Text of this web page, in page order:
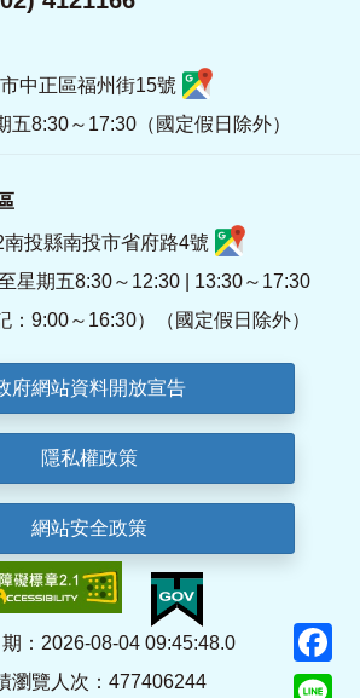
中正區福州街15號
五8:30～17:30（國定假日除外）
投縣南投市省府路4號
星期五8:30～12:30 | 13:30～17:30
：9:00～16:30）（國定假日除外）
府網站資料開放宣告
隱私權政策
網站安全政策
：2026-08-04 09:45:48.0
瀏覽人次：477406244